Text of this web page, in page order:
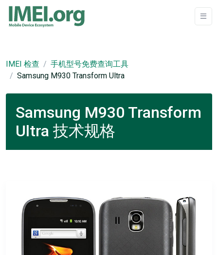
IMEI 检查
手机型号免费查询工具
Samsung M930 Transform Ultra
Samsung M930 Transform
Ultra 技术规格